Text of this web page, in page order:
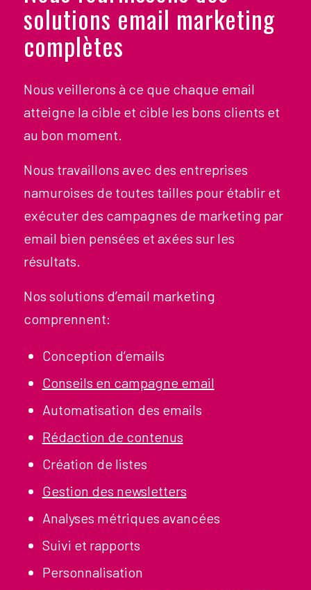
solutions email marketing
complètes
Nous veillerons à ce que chaque email
atteigne la cible et cible les bons clients et
au bon moment.
Nous travaillons avec des entreprises
namuroises de toutes tailles pour établir et
exécuter des campagnes de marketing par
email bien pensées et axées sur les
résultats.
Nos solutions d’email marketing
comprennent:
Conception d’emails
Conseils en campagne email
Automatisation des emails
Rédaction de contenus
Création de listes
Gestion des newsletters
Analyses métriques avancées
Suivi et rapports
Personnalisation